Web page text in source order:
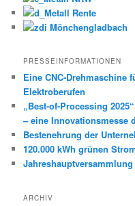
PRESSEINFORMATIONEN
Eine CNC-Drehmaschine
Elektroberufen
„Best-of-Processing
– eine Innovationsmesse
Bestenehrung der
120.000 kWh grünen
ARCHIV